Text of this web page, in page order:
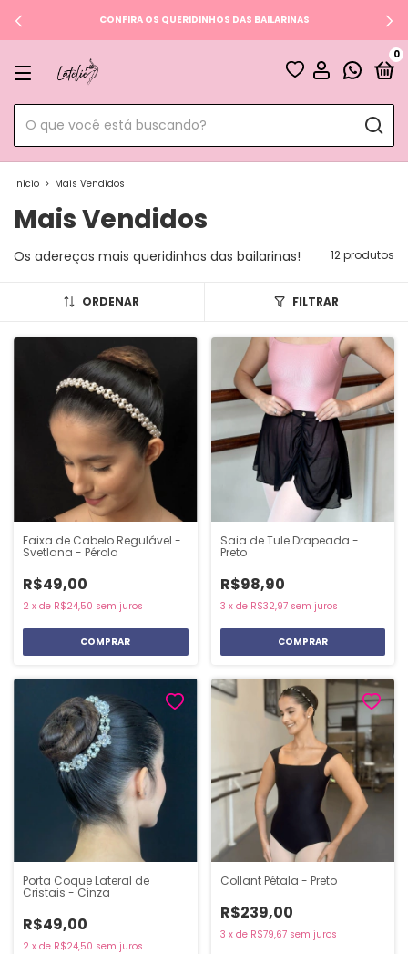
CONFIRA OS QUERIDINHOS DAS BAILARINAS
0
Início > Mais Vendidos
Mais Vendidos
Os adereços mais queridinhos das bailarinas! 12 produtos
ORDENAR FILTRAR
Faixa de Cabelo Regulável -
Svetlana - Pérola
R$49,00
2 x de R$24,50 sem juros
Saia de Tule Drapeada -
Preto
R$98,90
3 x de R$32,97 sem juros
COMPRAR
Porta Coque Lateral de
Cristais - Cinza
R$49,00
2 x de R$24,50 sem juros
Collant Pétala - Preto
R$239,00
3 x de R$79,67 sem juros